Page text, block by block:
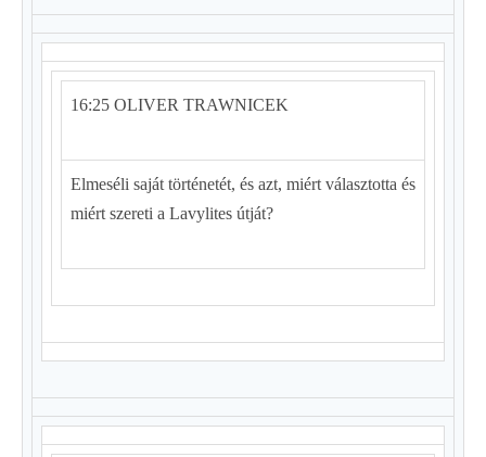
16:25 OLIVER TRAWNICEK
Elmeséli saját történetét, és azt, miért választotta és
miért szereti a Lavylites útját?